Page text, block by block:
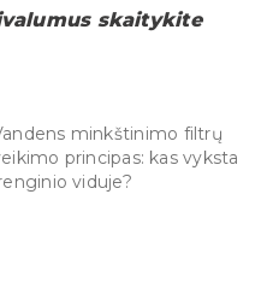
skaitykite
minkštinimo filtrų
principas: kas vyksta
viduje?